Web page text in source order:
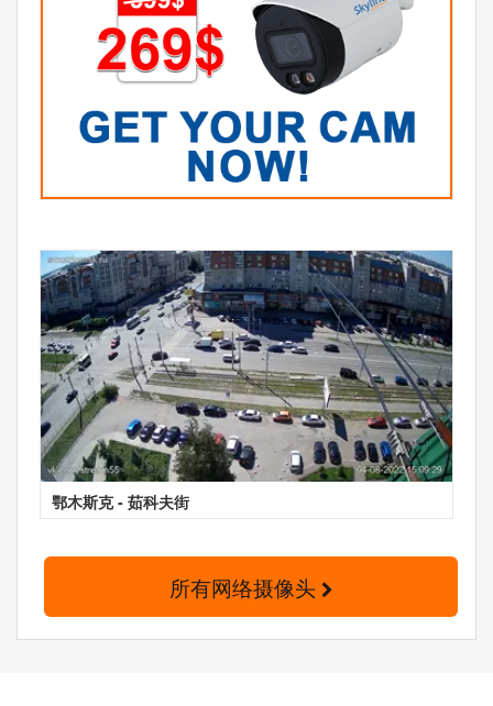
鄂木斯克 - 茹科夫街
所有网络摄像头